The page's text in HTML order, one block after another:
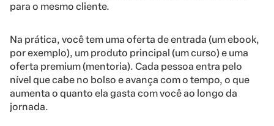
para o mesmo cliente.
Na prática, você tem uma oferta de entrada (um ebook,
por exemplo), um produto principal (um curso) e uma
oferta premium (mentoria). Cada pessoa entra pelo
nível que cabe no bolso e avança com o tempo, o que
aumenta o quanto ela gasta com você ao longo da
jornada.